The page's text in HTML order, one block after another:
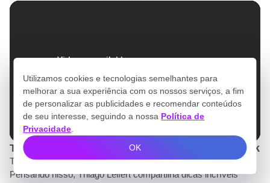
TV / Testemunhal / The Voice Brasil 2025 / Tiktok
Todo dia é uma oportunidade para aprender algo novo!
Pensando nisso, Thiago Leifert compartilha dicas incríveis
Utilizamos cookies e tecnologias semelhantes para
melhorar a sua experiência com os nossos serviços, a fim
de personalizar as publicidades e recomendar conteúdos
de seu interesse, seguindo a nossa Política de
Privacidade
OK